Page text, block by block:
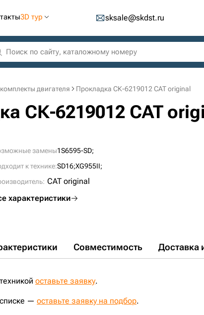
3D тур sksale@skdst.ru
двигателя Прокладка СК-6219012 CAT original
СК-6219012 CAT
замены1S6595-SD;
к технике:SD16;XG955II;
CAT original
характеристики
Совместимость Доставка
оставьте заявку.
— оставьте заявку на подбор.